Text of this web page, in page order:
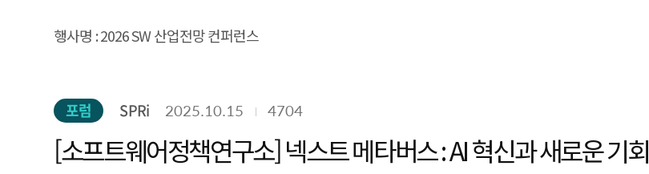
행사명 :2026 SW 산업전망 컨퍼런스
포럼 SPRi 2025.10.15 4704
[소프트웨어정책연구소] 넥스트 메타버스 : AI 혁신과 새로운 기회